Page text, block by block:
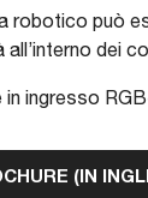
robotico può
all’interno dei
in ingresso
(IN